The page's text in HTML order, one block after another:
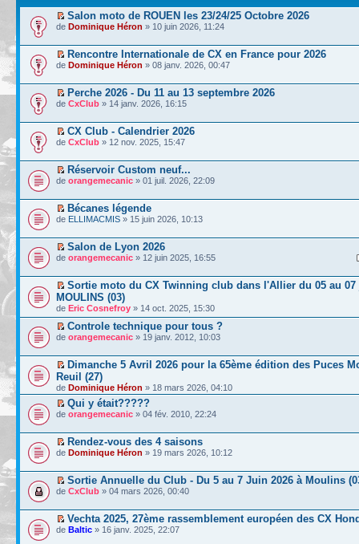
Salon moto de ROUEN les 23/24/25 Octobre 2026
de Dominique Héron » 10 juin 2026, 11:24
Rencontre Internationale de CX en France pour 2026
de Dominique Héron » 08 janv. 2026, 00:47
Perche 2026 - Du 11 au 13 septembre 2026
de CxClub » 14 janv. 2026, 16:15
CX Club - Calendrier 2026
de CxClub » 12 nov. 2025, 15:47
Réservoir Custom neuf...
de orangemecanic » 01 juil. 2026, 22:09
Bécanes légende
de ELLIMACMIS » 15 juin 2026, 10:13
Salon de Lyon 2026
de orangemecanic » 12 juin 2025, 16:55
Sortie moto du CX Twinning club dans l'Allier du 05 au 07
MOULINS (03)
de Eric Cosnefroy » 14 oct. 2025, 15:30
Controle technique pour tous ?
de orangemecanic » 19 janv. 2012, 10:03
Dimanche 5 Avril 2026 pour la 65ème édition des Puces
Reuil (27)
de Dominique Héron » 18 mars 2026, 04:10
Qui y était?????
de orangemecanic » 04 fév. 2010, 22:24
Rendez-vous des 4 saisons
de Dominique Héron » 19 mars 2026, 10:12
Sortie Annuelle du Club - Du 5 au 7 Juin 2026 à Moulins
de CxClub » 04 mars 2026, 00:40
Vechta 2025, 27ème rassemblement européen des CX
de Baltic » 16 janv. 2025, 22:07